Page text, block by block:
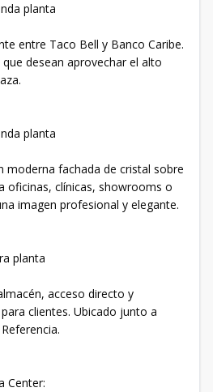
planta
entre Taco Bell y Banco Caribe.
desean aprovechar el alto
planta
moderna fachada de cristal sobre
oficinas, clínicas, showrooms o
imagen profesional y elegante.
planta
acceso directo y
clientes. Ubicado junto a
Center: